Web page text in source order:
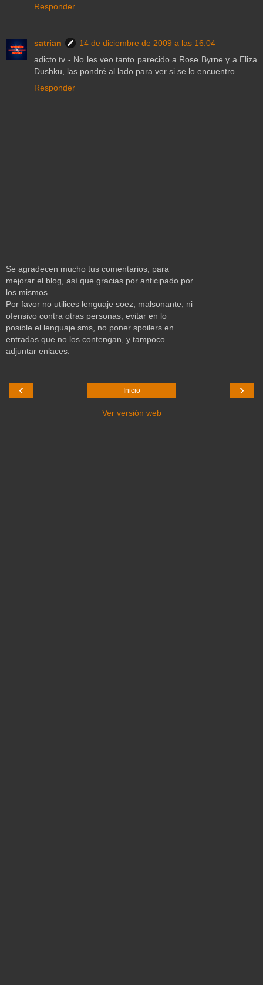
Responder
satrian
14 de diciembre de 2009 a las 16:04
adicto tv - No les veo tanto parecido a Rose Byrne y a Eliza
Dushku, las pondré al lado para ver si se lo encuentro.
Responder
Se agradecen mucho tus comentarios, para
mejorar el blog, así que gracias por anticipado por
los mismos.
Por favor no utilices lenguaje soez, malsonante, ni
ofensivo contra otras personas, evitar en lo
posible el lenguaje sms, no poner spoilers en
entradas que no los contengan, y tampoco
adjuntar enlaces.
‹ ›
Inicio
Ver versión web